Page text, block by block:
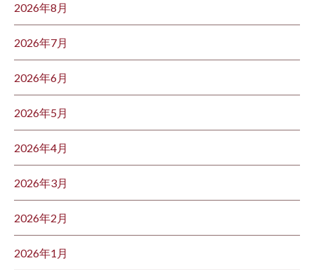
2026年8月
2026年7月
2026年6月
2026年5月
2026年4月
2026年3月
2026年2月
2026年1月